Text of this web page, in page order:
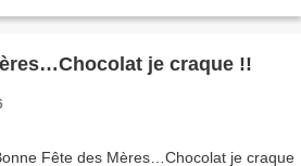
je craque !!